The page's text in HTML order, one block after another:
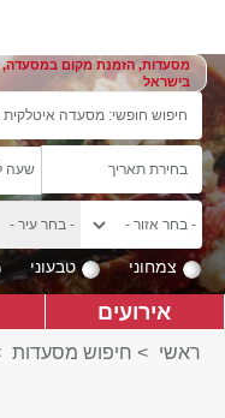
מסעדות, הזמנת מקום במסעדה,
בישראל
צמחוני טבעוני
אירועים
ראשי > חיפוש מסעדות